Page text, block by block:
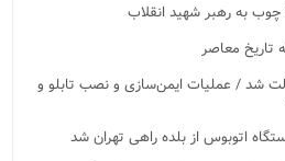
چوب به رهبر شهید انقلاب
تاریخ معاصر
شد / عملیات ایمن‌سازی و نصب تابلو و